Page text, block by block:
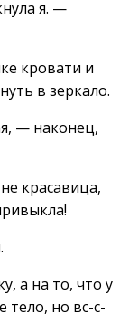
я. —
кровати и
в зеркало.
— наконец,
красавица,
а на то, что у
тело, но вс-с-